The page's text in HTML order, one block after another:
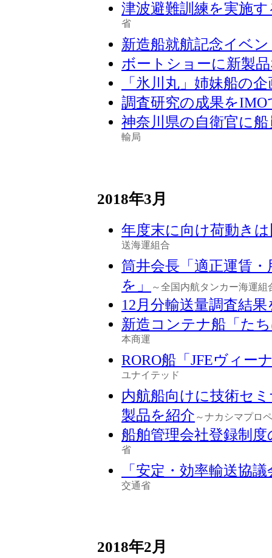
津波避難訓練を実施
省
新造船就航記念イベ
ボートショーに新製
「氷川丸」姉妹船の
調査研究の成果をIMO
神奈川県の自衛官に船
輸局
2018年3月
年度末に向け荷動き
送海運組合
筒井会長「適正運賃
を」
～全国内航タンカー海運組
12月分輸送量調査結果
新造コンテナ船「た
本商運
RORO船「JFEヴィー
ユナイテッド
内航船向けに技術セ
製品を紹介 ～ナカシマプロ
船舶管理会社登録制
省
「安定・効率輸送協
交通省
2018年2月